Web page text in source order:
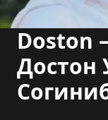
Doston
Достон